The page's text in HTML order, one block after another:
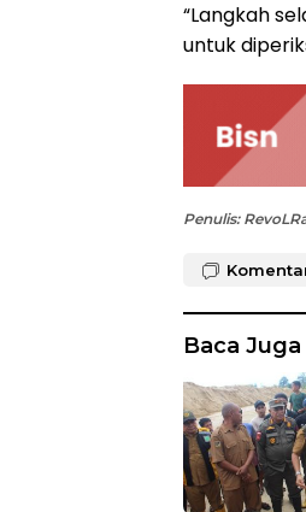
“Langkah
untuk
Penulis:
Baca Juga